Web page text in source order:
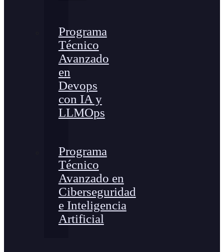
Programa
Técnico
Avanzado
en
Devops
con IA y
LLMOps
Programa
Técnico
Avanzado en
Ciberseguridad
e Inteligencia
Artificial